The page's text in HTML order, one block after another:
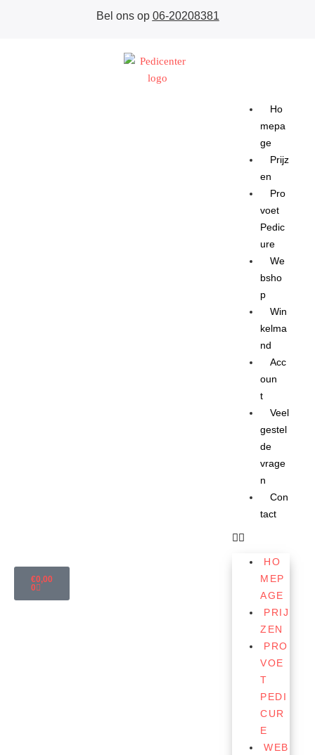
Bel ons op 06-20208381
€0,00
0
Ho
mepa
ge
Prijz
en
Pro
voet
Pedic
ure
We
bsho
p
Win
kelma
nd
Acc
oun
t
Veel
gestel
de
vrage
n
Con
tact
HO
MEP
AGE
PRIJ
ZEN
PRO
VOE
T
PEDI
CUR
E
WEB